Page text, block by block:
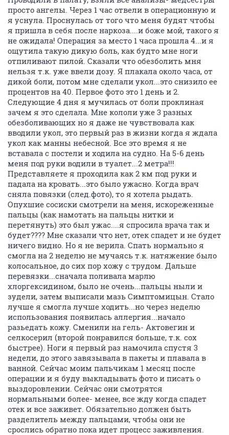
просто ангелы. Через 1 час отвели в операционную и
я уснула. Проснулась от того что меня будят чтобы
я пришла в себя после наркоза....и боже мой, такого я
не ожидала! Операция за место 1 часа прошла 4...и я
ощутила такую дикую боль, как будто мне ноги
отпиливают пилой. Сказали что обезболить мня
нельзя т.к. уже ввели дозу. Я плакала около часа, от
дикой боли, потом мне сделали укол...это снизило ее
процентов на 40. Первое фото это 1 день и 2.
Следующие 4 дня я мучилась от боли проклиная
зачем я это сделала. Мне кололи уже 3 разных
обезболивающих но я даже не чувствовала как
вводили укол, это первый раз в жизни когда я ждала
укол как манны небесной. Все это время я не
вставала с постели и ходила на судно. На 5-6 день
меня под руки водили в туалет...2 метра!!!
Представляете я проходила как 2 км под руки и
падала на кровать...это было ужасно. Когда врач
сняла повязки (след.фото), то я хотела рыдать.
Опухшие сосиски смотрели на меня, искореженные
пальцы (как намотать на пальцы нитки и
перетянуть) это был ужас....я спросила врача так и
будет???? Мне сказали что нет, отек спадет и не будет
ничего видно. Но я не верила. Спать нормально я
смогла на 2 неделю не мучаясь т.к. натяжение было
колосальное, до сих пор хожу с трудом. Дальше
перевязки...сначала поливала марлю
хлоргексидином, было не очень...пальцы ныли и
зудели, затем выписали мазь Симптомицын. Стало
лучше я смогла лучше ходить...но через неделю
использования появилась аллергия...начало
разьедать кожу. Сменили на гель- Актовегин и
селкосерил (второй понравился больше, т.к. сох
быстрее). Ноги я первый раз намочила спустя 3
недели, до этого завязывала в пакеты и плавала в
ванной. Сейчас моим пальчикам 1 месяц после
операции и я буду выкладывать фото и писать о
выздоровлении. Сейчас они смотрятся
нормальными более- менее, все жду когда спадет
отек и все заживет. Обязательно должен быть
разделитель между пальцами, чтобы они не
срослись обратно пока идет процесс заживления.